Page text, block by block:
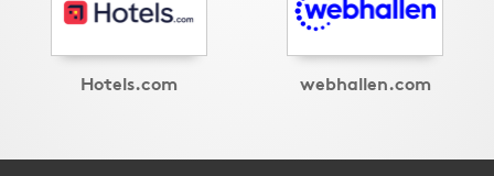
Hotels.com webhallen.com